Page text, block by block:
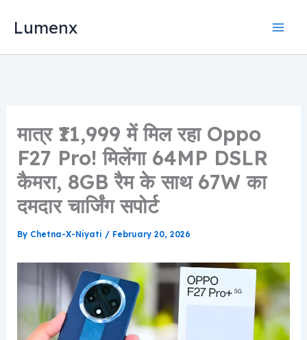
Lumenx
मात्र ₹11,999 में मिल रहा Oppo
F27 Pro! मिलेंगा 64MP DSLR
कैमरा, 8GB रैम के साथ 67W का
दमदार चार्जिंग सपोर्ट
By Chetna-X-Niyati / February 20, 2026